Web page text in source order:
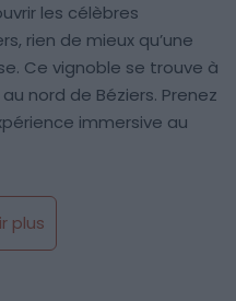
les célèbres
rien de mieux qu’une
Ce vignoble se trouve à
nord de Béziers. Prenez
immersive au
plus